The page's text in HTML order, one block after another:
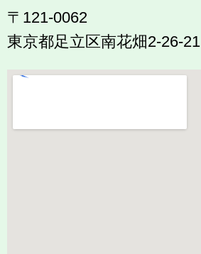
〒121-0062
東京都足立区南花畑2-26-21